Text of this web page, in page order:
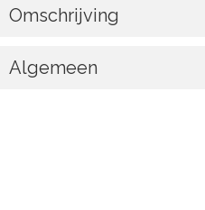
Omschrijving
Algemeen